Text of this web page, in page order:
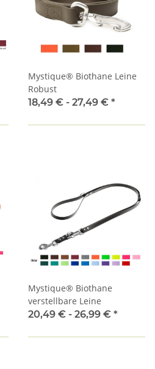
Mystique® Biothane Leine
Robust
18,49 € - 27,49 € *
Mystique® Biothane
verstellbare Leine
20,49 € - 26,99 € *